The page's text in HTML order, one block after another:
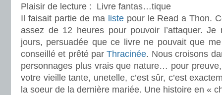
Plaisir de lecture : Livre fantas…tique
Il faisait partie de ma listepour le Read a Thon.
assez de 12 heures pour pouvoir l’attaquer. Je
jours, persuadée que ce livre ne pouvait que
conseillé et prêté parThracinée. Nous croisons
personnages plus vrais que nature… pour
votre vieille tante, unetelle, c’est sûr, c’est
la soeur de la dernière mariée. Une histoire en «